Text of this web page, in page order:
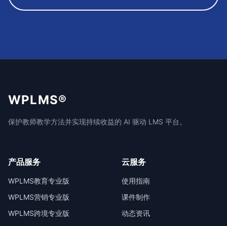
WPLMS®
保护教师教学方法并实现持续收益的 AI 驱动 LMS 平台。
产品服务
WPLMS教育专业版
WPLMS营销专业版
WPLMS跨境专业版
云服务
使用指南
课件制作
动态资讯